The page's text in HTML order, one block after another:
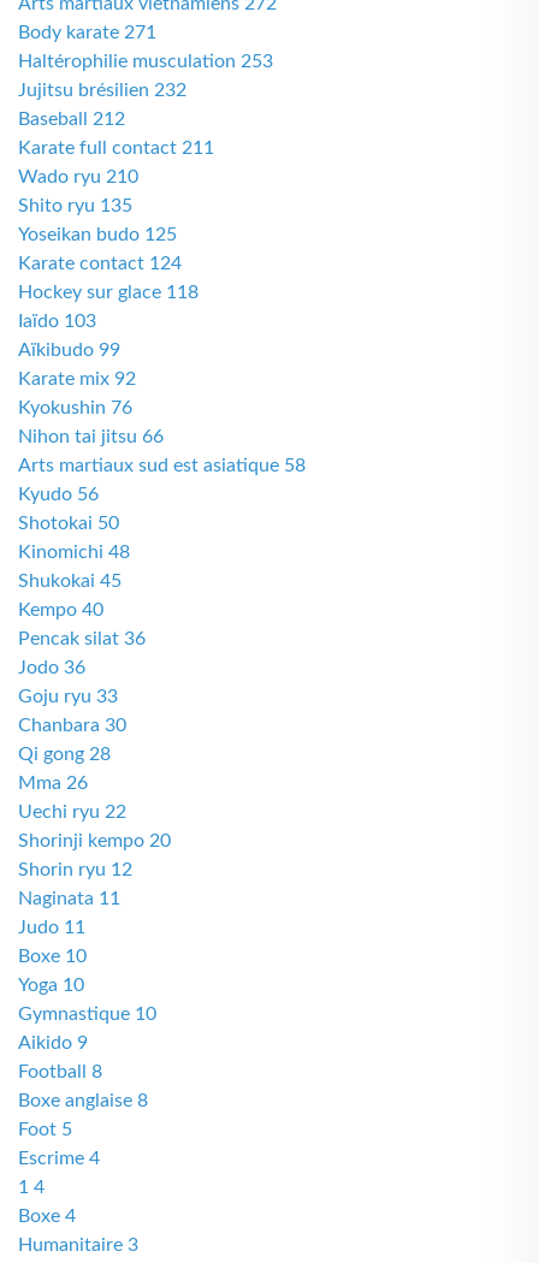
Body karate 271
Haltérophilie musculation 253
Jujitsu brésilien 232
Baseball 212
Karate full contact 211
Wado ryu 210
Shito ryu 135
Yoseikan budo 125
Karate contact 124
Hockey sur glace 118
Iaïdo 103
Aïkibudo 99
Karate mix 92
Kyokushin 76
Nihon tai jitsu 66
Arts martiaux sud est asiatique 58
Kyudo 56
Shotokai 50
Kinomichi 48
Shukokai 45
Kempo 40
Pencak silat 36
Jodo 36
Goju ryu 33
Chanbara 30
Qi gong 28
Mma 26
Uechi ryu 22
Shorinji kempo 20
Shorin ryu 12
Naginata 11
Judo 11
Boxe 10
Yoga 10
Gymnastique 10
Aikido 9
Football 8
Boxe anglaise 8
Foot 5
Escrime 4
1 4
Boxe 4
Humanitaire 3